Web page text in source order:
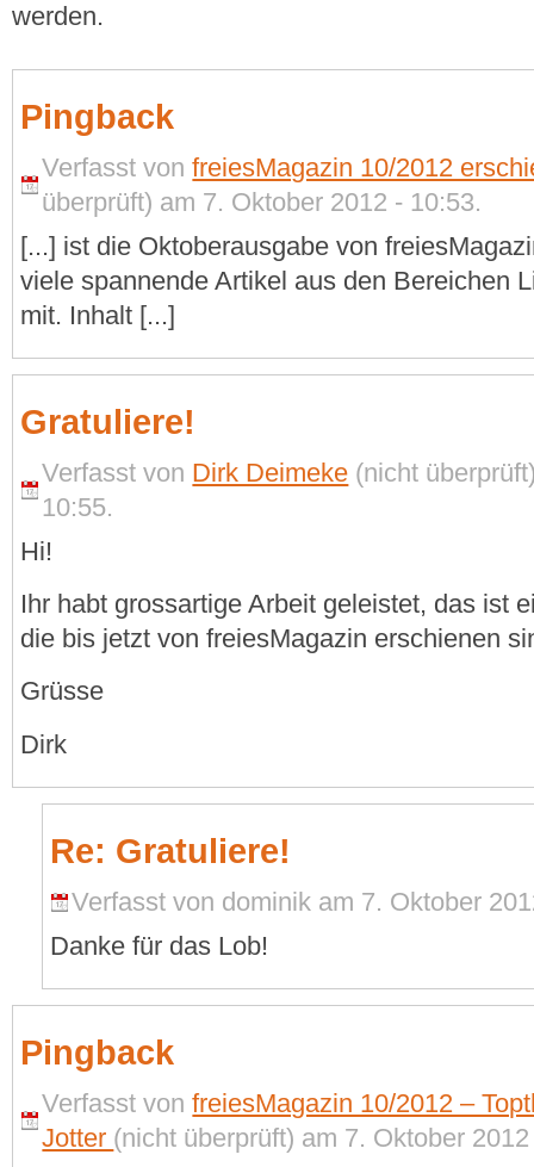
werden.
Pingback
Verfasst vonfreiesMagazin 10/2012
überprüft) am 7. Oktober 2012 - 10:53.
[...] ist die Oktoberausgabe von
viele spannende Artikel aus den Bereichen
mit. Inhalt [...]
Gratuliere!
Verfasst von Dirk Deimeke (nicht
10:55.
Hi!
Ihr habt grossartige Arbeit geleistet, das ist
die bis jetzt von freiesMagazin erschienen
Grüsse
Dirk
Re: Gratuliere!
Verfasst von dominik am 7. Oktober
Danke für das Lob!
Pingback
Verfasst vonfreiesMagazin 10/2012 –
Jotter (nicht überprüft) am 7. Oktober